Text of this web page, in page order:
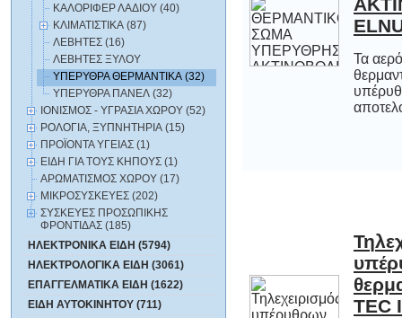
ΚΑΛΟΡΙΦΕΡ ΛΑΔΙΟΥ (40)
ΚΛΙΜΑΤΙΣΤΙΚΑ (87)
ΛΕΒΗΤΕΣ (16)
ΛΕΒΗΤΕΣ ΞΥΛΟΥ
ΥΠΕΡΥΘΡΑ ΘΕΡΜΑΝΤΙΚΑ (32)
ΥΠΕΡΥΘΡΑ ΠΑΝΕΛ (32)
ΙΟΝΙΣΜΟΣ - ΥΓΡΑΣΙΑ ΧΩΡΟΥ (52)
ΡΟΛΟΓΙΑ, ΞΥΠΝΗΤΗΡΙΑ (15)
ΠΡΟΪΟΝΤΑ ΥΓΕΙΑΣ (1)
ΕΙΔΗ ΓΙΑ ΤΟΥΣ ΚΗΠΟΥΣ (1)
ΑΡΩΜΑΤΙΣΜΟΣ ΧΩΡΟΥ (17)
ΜΙΚΡΟΣΥΣΚΕΥΕΣ (202)
ΣΥΣΚΕΥΕΣ ΠΡΟΣΩΠΙΚΗΣ
ΦΡΟΝΤΙΔΑΣ (185)
ΗΛΕΚΤΡΟΝΙΚΑ ΕΙΔΗ (5794)
ΗΛΕΚΤΡΟΛΟΓΙΚΑ ΕΙΔΗ (3061)
ΕΠΑΓΓΕΛΜΑΤΙΚΑ ΕΙΔΗ (1622)
ΕΙΔΗ ΑΥΤΟΚΙΝΗΤΟΥ (711)
Τα
TEC